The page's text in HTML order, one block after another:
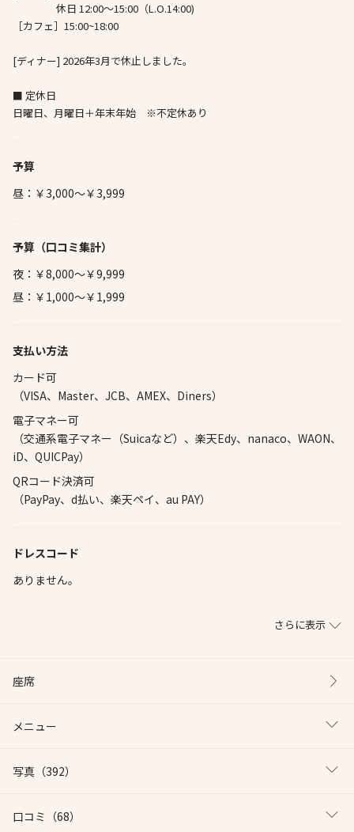
休日 12:00～15:00（L.O.14:00)
［カフェ］15:00~18:00
[ディナー] 2026年3月で休止しました。
■ 定休日
日曜日、月曜日＋年末年始 ※不定休あり
予算
昼：￥3,000～￥3,999
予算 （口コミ集計）
夜：￥8,000～￥9,999
昼：￥1,000～￥1,999
支払い方法
カード可
（VISA、Master、JCB、AMEX、Diners）
電子マネー可
（交通系電子マネー（Suicaなど）、楽天Edy、nanaco、WAON、
iD、QUICPay）
QRコード決済可
（PayPay、d払い、楽天ペイ、au PAY）
ドレスコード
ありません。
さらに表示
座席
メニュー
写真 （392）
口コミ （68）